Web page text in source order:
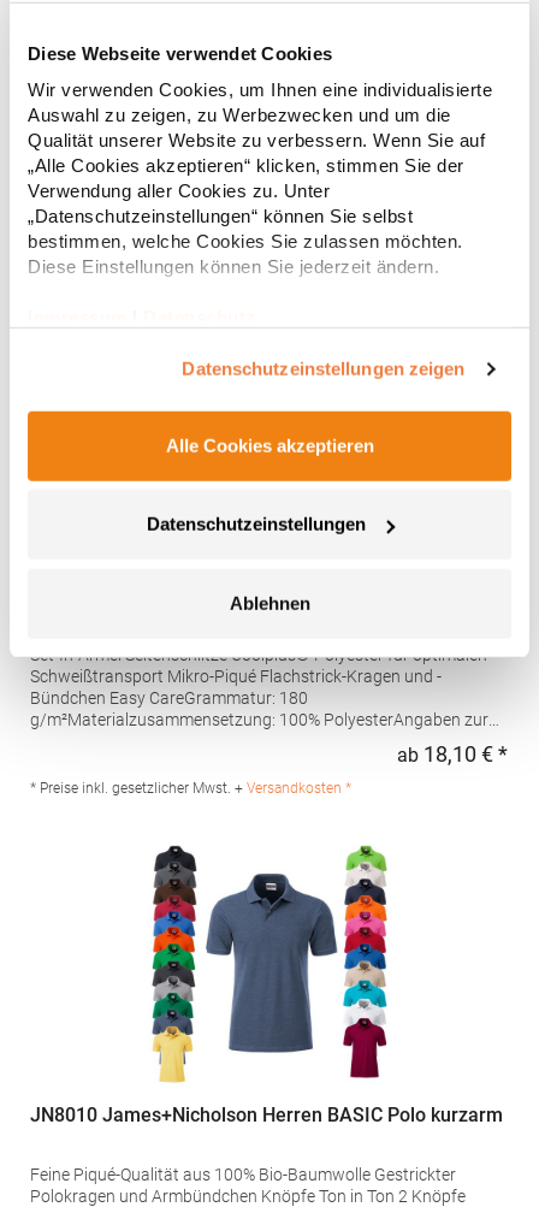
Diese Webseite verwendet Cookies
Wir verwenden Cookies, um Ihnen eine individualisierte
Auswahl zu zeigen, zu Werbezwecken und um die
Qualität unserer Website zu verbessern. Wenn Sie auf
„Alle Cookies akzeptieren“ klicken, stimmen Sie der
Verwendung aller Cookies zu. Unter
„Datenschutzeinstellungen“ können Sie selbst
bestimmen, welche Cookies Sie zulassen möchten.
Diese Einstellungen können Sie jederzeit ändern.
Datenschutzeinstellungen zeigen
Alle Cookies akzeptieren
Datenschutzeinstellungen
Ablehnen
Strapazierfähiges Polohemd aus Mischgewebe Overlock-Nähte
mit Polyfilm für Formstabilität Flachstrick-Kragen und
Ärmelbündchen in Rippstrick Doppelnähte an Schultern
Verstärkte Nähte an stark beanspruchten Stellen Neutrales
Etikett im Kragen für die einfache Veredelung/Personalisierung
Verstärkte Knopfleiste mit drei Knöpfen Aufgesetzte
Brusttasche mit Knopfverschluss Verstärkte Seitenschlitze
Eigenschaften, Atmungsaktivität und Verzugkontrolle Weicher,
auf der linken BrustseiteGrammatur: 200
BaumwolleAngaben zur Produktsicherheit: Herst.-Nr.:
R312XHersteller: Result Clothing Ltd. Narcisova 1 821 01
Bratislava Slowakei E-Mail: sales@resultclothing.com
ab16,05 € *
* Preise inkl. gesetzlicher Mwst. +Versandkosten *
W475 Henbury Herren Coolplus®
Set-In-Ärmel Seitenschlitze Coolplus®-Polyester für optimalen
Schweißtransport Mikro-Piqué Flachstrick-Kragen und -
Bündchen Easy CareGrammatur: 180
g/m²Materialzusammensetzung: 100% PolyesterAngaben zur
Kingsfordweg 151 1043GR Amsterdam Niederlande E-Mail:
marketing@henbury.com
ab 18,10 € *
* Preise inkl. gesetzlicher Mwst. + Versandkosten *
JN8010 James+Nicholson Herren BASIC Polo kurzarm
Feine Piqué-Qualität aus 100% Bio-Baumwolle Gestrickter
Polokragen und Armbündchen Knöpfe Ton in Ton 2 Knöpfe